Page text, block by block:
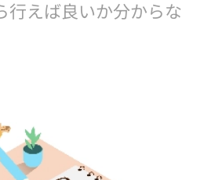
行えば良いか分からな